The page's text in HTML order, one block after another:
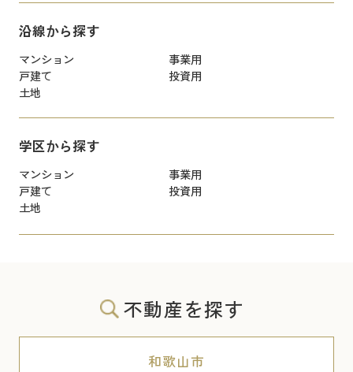
沿線から探す
マンション
事業用
戸建て
投資用
土地
学区から探す
マンション
事業用
戸建て
投資用
土地
不動産を探す
和歌山市